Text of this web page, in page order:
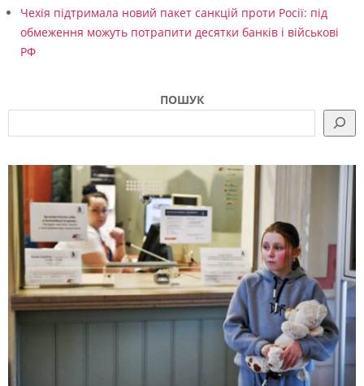
Чехія підтримала новий пакет санкцій проти Росії: під
обмеження можуть потрапити десятки банків і військові
РФ
ПОШУК